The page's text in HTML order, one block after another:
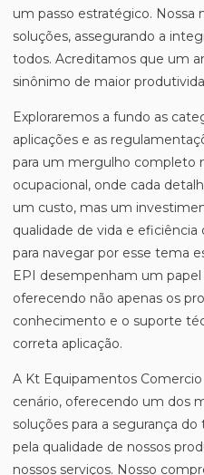
um passo estratégico. Nossa
soluções, assegurando a
todos. Acreditamos que um
sinônimo de maior
Exploraremos a fundo as
aplicações e as
para um mergulho completo
ocupacional, onde cada
um custo, mas um
qualidade de vida e eficiência
para navegar por esse tema
EPI desempenham um papel
oferecendo não apenas os
conhecimento e o suporte
correta aplicação.
A Kt Equipamentos
cenário, oferecendo um dos
soluções para a segurança
pela qualidade de nossos
nossos serviços. Nosso